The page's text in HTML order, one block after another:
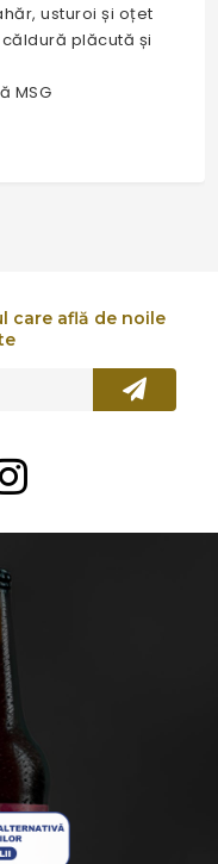
usturoi și oțet
plăcută și
MSG
care află de noile